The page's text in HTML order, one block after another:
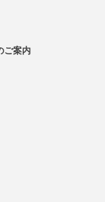
ご案内